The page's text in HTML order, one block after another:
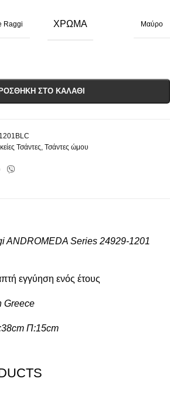
Raggi ΧΡΏΜΑ Μαύρο
ΣΤΟ ΚΑΛΆΘΙ
Τσάντες, Τσάντες ώμου
ANDROMEDA Series 24929-1201
εγγύηση ενός έτους
Greece
Π:15cm